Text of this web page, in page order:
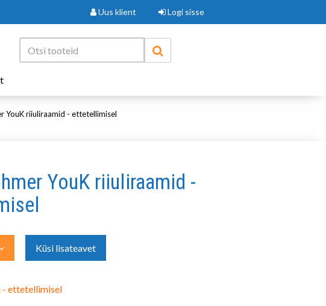
Uus klient Logi sisse
YouK riiuliraamid - ettetellimisel
YouK riiuliraamid -
Küsi lisateavet
- ettetellimisel